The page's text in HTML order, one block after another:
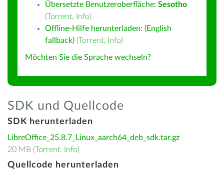
Übersetzte Benutzeroberfläche: Sesotho
(Torrent, Info)
Offline-Hilfe herunterladen: (English
fallback) (Torrent, Info)
Möchten Sie die Sprache wechseln?
SDK und Quellcode
SDK herunterladen
LibreOffice_25.8.7_Linux_aarch64_deb_sdk.tar.gz
20 MB (Torrent, Info)
Quellcode herunterladen